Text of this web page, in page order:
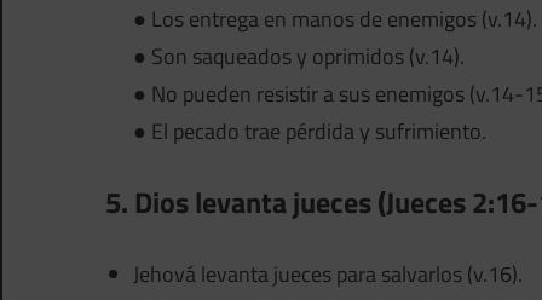
● Los entrega en manos de enemigos (v.14).
● Son saqueados y oprimidos (v.14).
● No pueden resistir a sus enemigos (v.14-
● El pecado trae pérdida y sufrimiento.
5. Dios levanta jueces (Jueces
Jehová levanta jueces para salvarlos (v.16).